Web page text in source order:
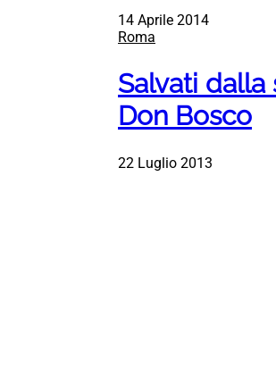
14 Aprile 2014
Roma
Salvati
Don Bosco
22 Luglio 2013